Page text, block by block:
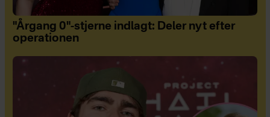
"Årgang 0"-stjerne indlagt: Deler nyt efter
operationen